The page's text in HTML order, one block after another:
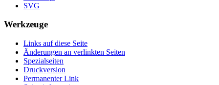
SVG
Werkzeuge
Links auf diese Seite
Änderungen an verlinkten Seiten
Spezialseiten
Druckversion
Permanenter Link